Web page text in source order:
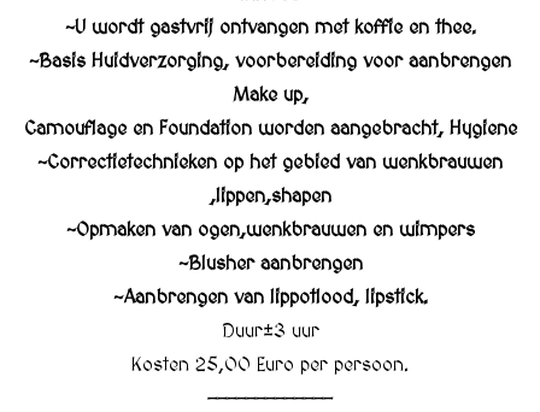
~U wordt gastvrij ontvangen met koffie en thee.
~Basis Huidverzorging, voorbereiding voor aanbrengen
Make up,
Camouflage en Foundation worden aangebracht, Hygiene
~Correctietechnieken op het gebied van wenkbrauwen
,lippen,shapen
~Opmaken van ogen,wenkbrauwen en wimpers
~Blusher aanbrengen
~Aanbrengen van lippotlood, lipstick.
Duur±3 uur
Kosten 25,00 Euro per persoon.
—————————————